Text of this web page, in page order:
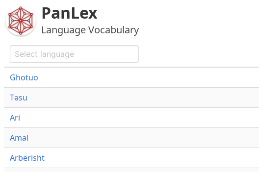
PanLex
Language Vocabulary
Ghotuo
Təsu
Ari
Amal
Arbërisht